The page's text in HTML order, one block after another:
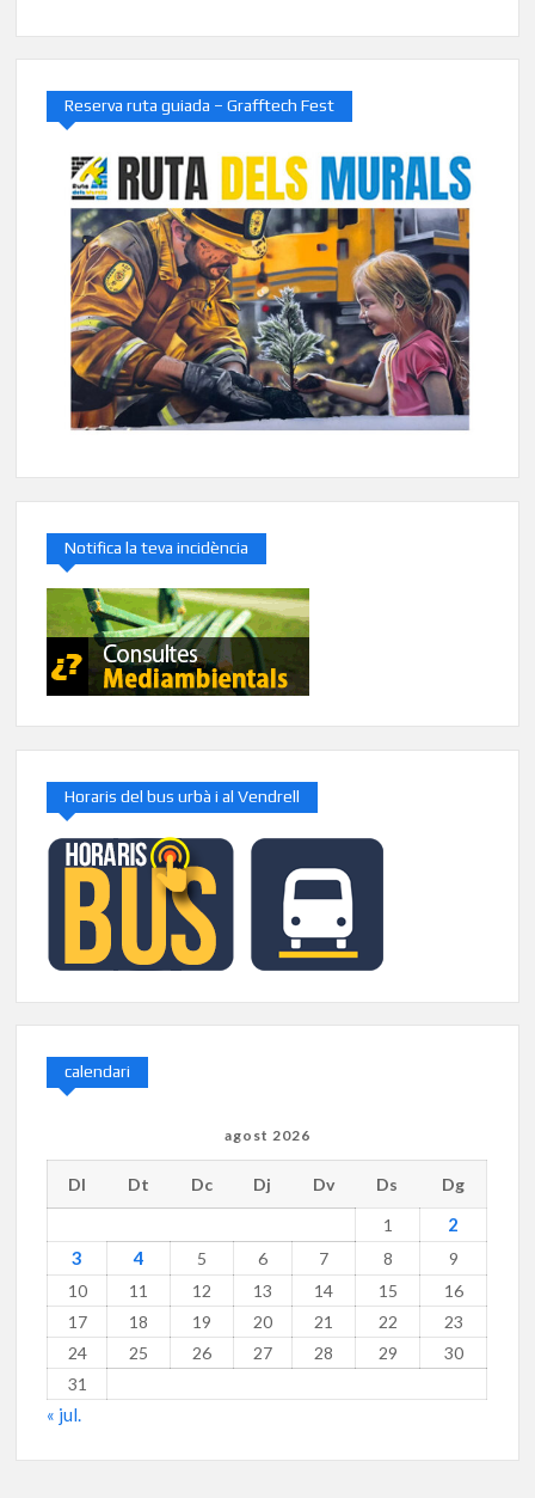
Reserva ruta guiada – Grafftech Fest
Notifica la teva incidència
Horaris del bus urbà i al Vendrell
calendari
agost 2026
Dl Dt Dc Dj Dv Ds
Dg
1
2
3
4 5 6 7 8
9
10
11 12 13 14 15
16
17
18 19 20 21 22
23
24
25 26 27 28 29
30
31
« jul.